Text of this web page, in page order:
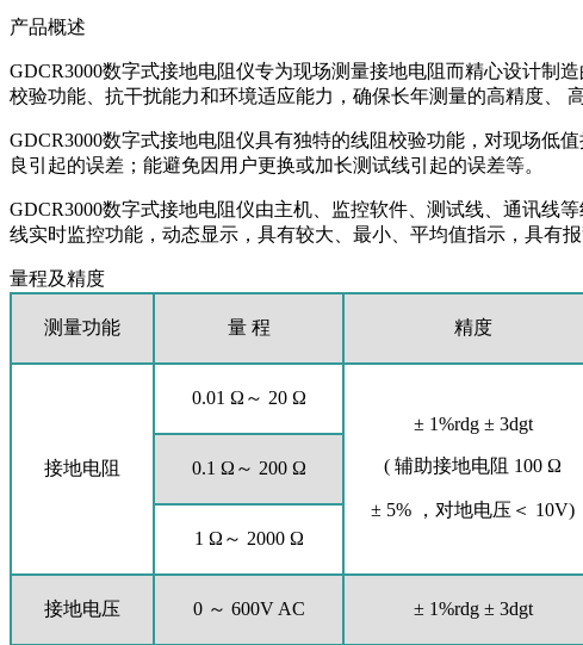
产品概述
GDCR3000数字式接地电阻仪专为现场测量接地电阻而精心设计制
校验功能、抗干扰能力和环境适应能力，确保长年测量的高精度、
GDCR3000数字式接地电阻仪具有独特的线阻校验功能，对现场低
良引起的误差；能避免因用户更换或加长测试线引起的误差等。
GDCR3000数字式接地电阻仪由主机、监控软件、测试线、通讯线
线实时监控功能，动态显示，具有较大、最小、平均值指示，具有
量程及精度
测量功能 量 程 精度
接地电阻
0.01 Ω～ 20 Ω
± 1%rdg ± 3dgt
( 辅助接地电阻 100 Ω
± 5% ，对地电压＜ 10V)
0.1 Ω～ 200 Ω
1 Ω～ 2000 Ω
接地电压 0 ～ 600V AC ± 1%rdg ± 3dgt